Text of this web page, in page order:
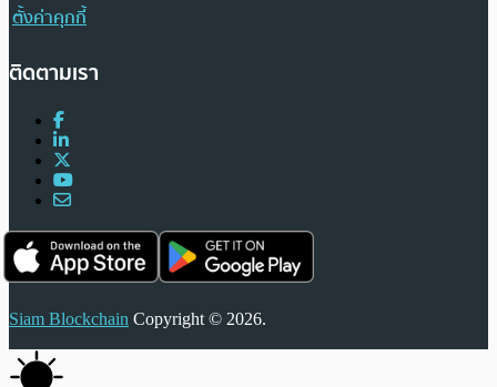
ตั้งค่าคุกกี้
ติดตามเรา
Siam Blockchain Copyright © 2026.